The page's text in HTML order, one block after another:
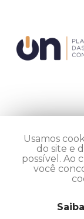
Usamos
do site e
possível. Ao
você